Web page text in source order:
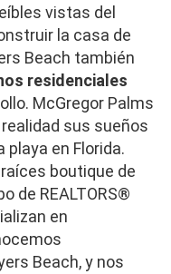
vistas del
la casa de
Beach también
residenciales
McGregor Palms
sus sueños
playa en Florida.
boutique de
de REALTORS®
en
Beach, y nos